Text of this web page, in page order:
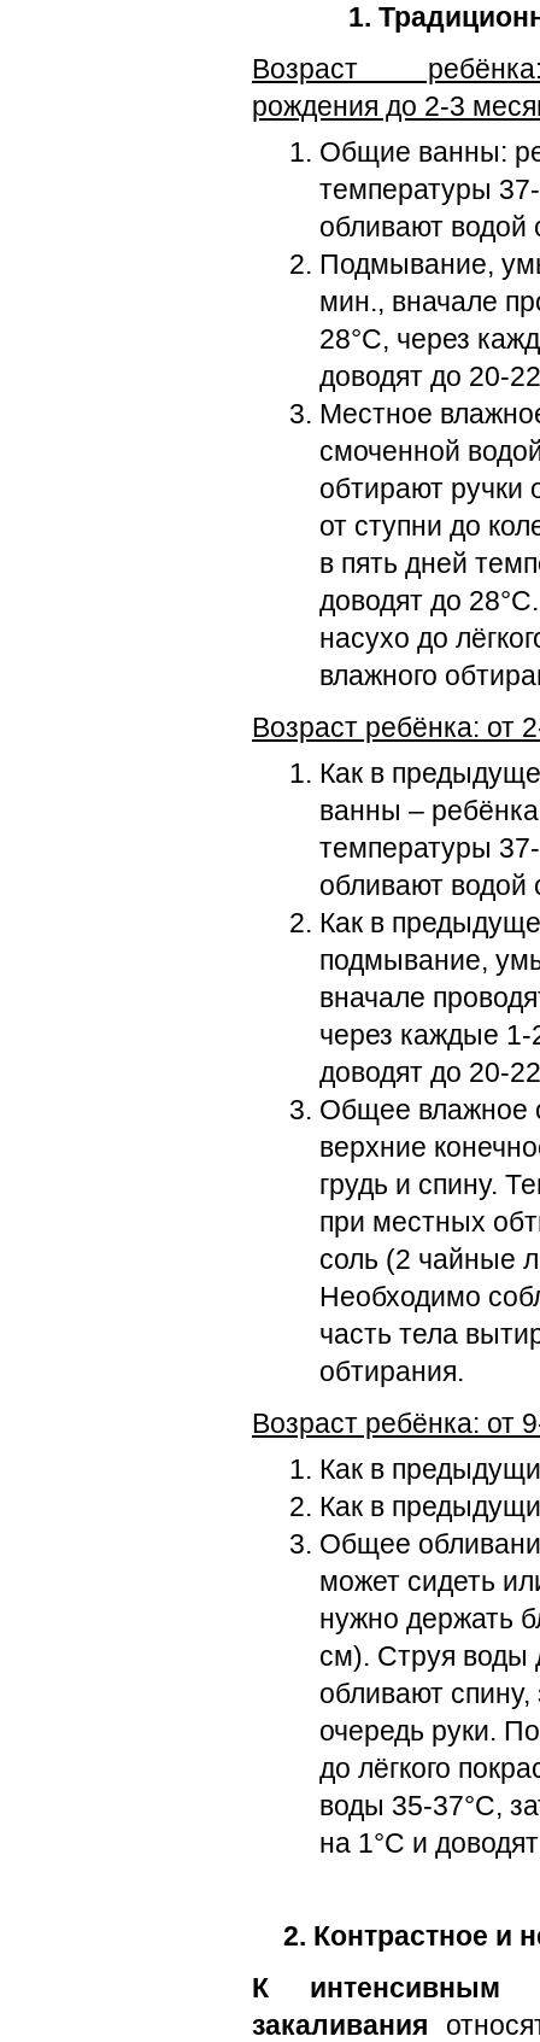
1.
Возраст
рождения до 2-3
Общие ванны:
температуры
обливают водой
Подмывание,
мин., вначале
28°С, через
доводят до 20-
Местное
смоченной
обтирают ручки
от ступни до
в пять дней
доводят до
насухо до
влажного
Возраст ребёнка: от
Как в
ванны –
температуры
обливают водой
Как в
подмывание,
вначале
через каждые
доводят до 20-
Общее влажное
верхние
грудь и спину.
при местных
соль (2 чайные
Необходимо
часть тела
обтирания.
Возраст ребёнка: от
Как в
Как в
Общее
может сидеть
нужно держать
см). Струя воды
обливают
очередь руки.
до лёгкого
воды 35-37°С,
на 1°С и
2. Контрастное и
К интенсивным
закаливания